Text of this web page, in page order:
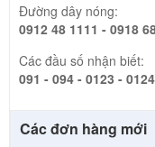
Đường dây nóng:
0912 48 1111 - 0918
Các đầu số nhận biết:
091 - 094 - 0123 -
Các đơn hàng mới